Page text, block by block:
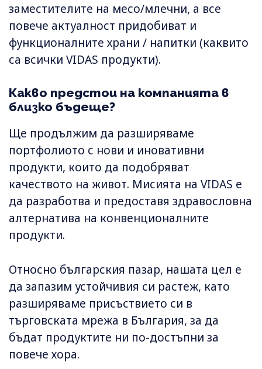
заместителите на месо/млечни, а все
повече актуалност придобиват и
функционалните храни / напитки (каквито
са всички VIDAS продукти).
Какво предстои на компанията в
близко бъдеще?
Ще продължим да разширяваме
портфолиото с нови и иновативни
продукти, които да подобряват
качеството на живот. Мисията на VIDAS е
да разработва и предоставя здравословна
алтернатива на конвенционалните
продукти.
Относно българския пазар, нашата цел е
да запазим устойчивия си растеж, като
разширяваме присъствието си в
търговската мрежа в България, за да
бъдат продуктите ни по-достъпни за
повече хора.